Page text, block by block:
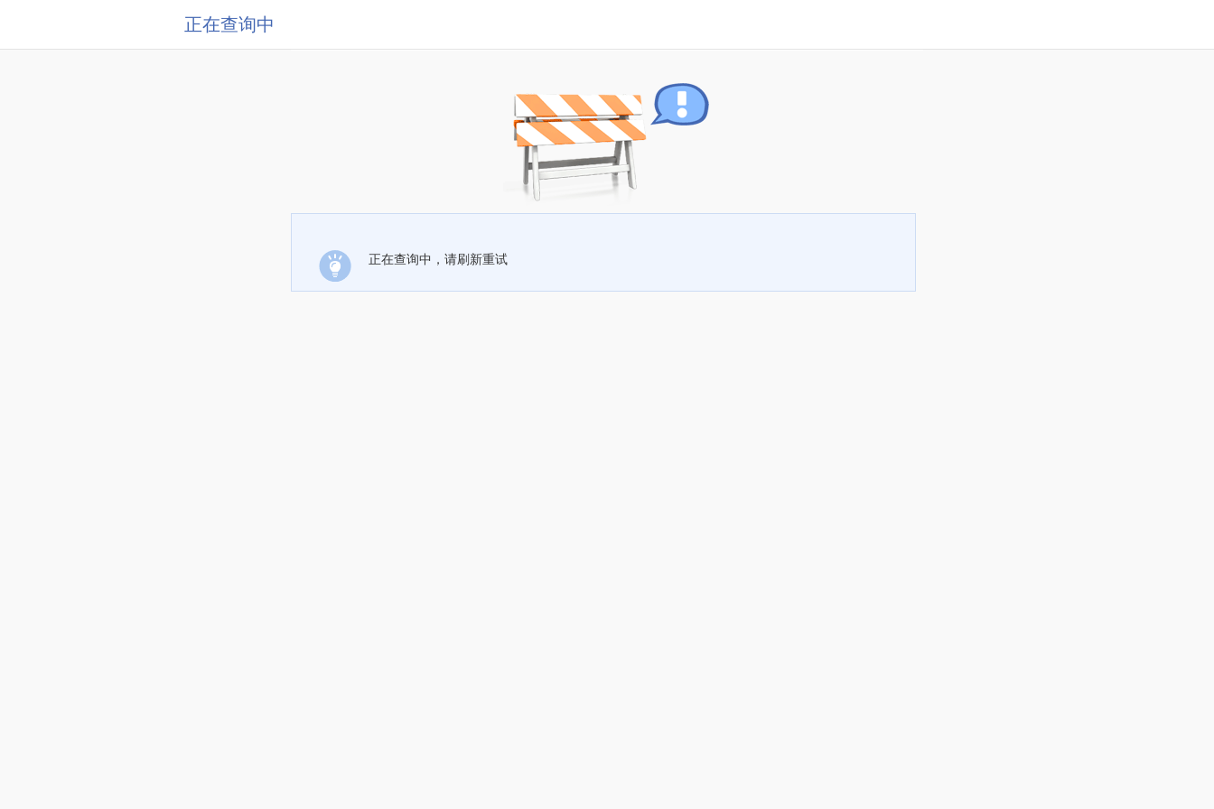
正在查询中
正在查询中，请刷新重试